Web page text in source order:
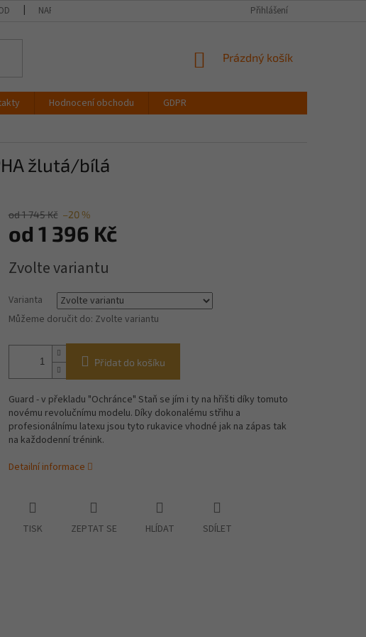
NAPIŠTE NÁM VŠECHNY DRUHY
Přihlášení
NÁKUPNÍ
Prázdný košík
Hodnocení obchodu
GDPR
žlutá/bílá
od 1 745 Kč –20 %
od 1 396 Kč
cena:
Zvolte variantu
Varianta
Můžeme doručit do: Zvolte variantu
Přidat do košíku
Guard - v překladu "Ochránce" Staň se jím i ty na hřišti díky tomuto
novému revolučnímu modelu. Díky dokonalému střihu a
profesionálnímu latexu jsou tyto rukavice vhodné jak na zápas tak
na každodenní trénink.
Detailní informace
TISK ZEPTAT SE HLÍDAT SDÍLET